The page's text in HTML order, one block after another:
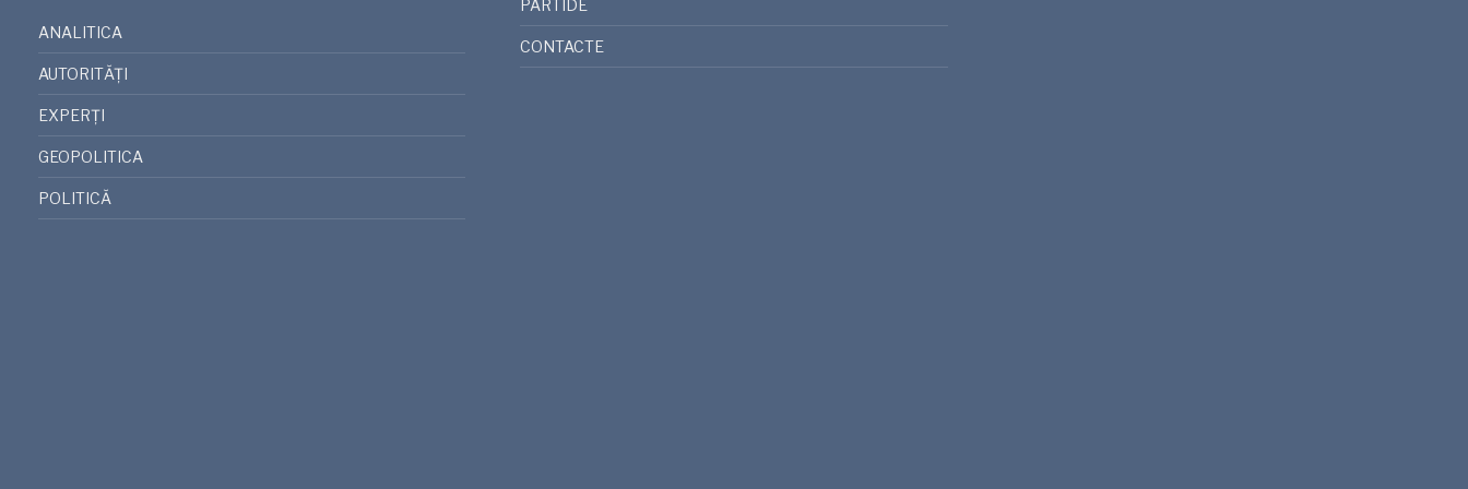
ANALITICA
AUTORITĂȚI
EXPERȚI
GEOPOLITICA
POLITICĂ
PARTIDE
CONTACTE